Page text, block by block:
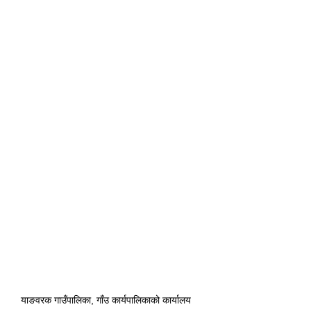
याङवरक गाउँपालिका, गाँउ कार्यपालिकाको कार्यालय